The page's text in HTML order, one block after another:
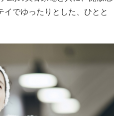
でゆったりとした、ひとと